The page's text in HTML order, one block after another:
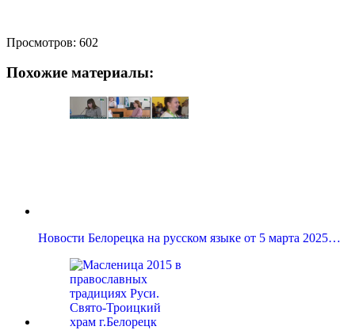
Просмотров: 602
Похожие материалы:
Новости Белорецка на русском языке от 5 марта 2025…